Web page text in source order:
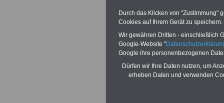
Die
geregelt
Durch das Klicken von "Zustimmung"
Cookies auf Ihrem Gerät zu speichern.
Wir gewähren Dritten - einschließlich
Google-Website "
Google ihre personenbezogenen
Dürfen wir Ihre Daten nutzen, um
erheben Daten und verwenden